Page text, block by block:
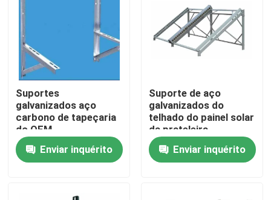
Controle da qualidade
Contacte-nos
Peça umas citações
Painel de acesso de alumínio
Suportes
galvanizados aço
carbono de tapeçaria
do OEM
Enviar inquérito
Suporte de aço
galvanizados do
telhado do painel solar
da prateleira
Enviar inquérito